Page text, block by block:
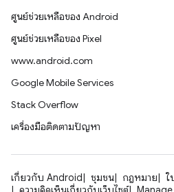
ศูนย์ช่วยเหลือของ Android
ศูนย์ช่วยเหลือของ Pixel
www.android.com
Google Mobile Services
Stack Overflow
เครื่องมือติดตามปัญหา
เกี่ยวกับ Android ชุมชน กฎหมาย ใ